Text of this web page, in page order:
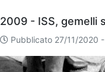
Eventi
2009 - ISS, gemelli
Pubblicato 27/11/2020 -